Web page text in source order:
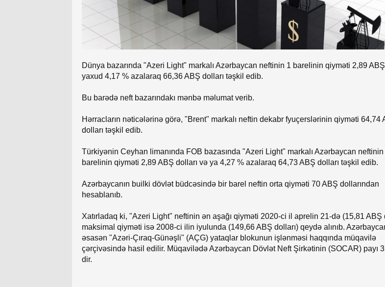
Dünya bazarında "Azeri Light" markalı Azərbaycan neftinin 1 barelinin qiyməti 2,89 ABŞ
yaxud 4,17 % azalaraq 66,36 ABŞ dolları təşkil edib.
Bu barədə neft bazarındakı mənbə məlumat verib.
Hərracların nəticələrinə görə, "Brent" markalı neftin dekabr fyuçerslərinin qiyməti 64,74
dolları təşkil edib.
Türkiyənin Ceyhan limanında FOB bazasında "Azeri Light" markalı Azərbaycan
barelinin qiyməti 2,89 ABŞ dolları və ya 4,27 % azalaraq 64,73 ABŞ dolları təşkil edib.
Azərbaycanın builki dövlət büdcəsində bir barel neftin orta qiyməti 70 ABŞ dollarından
hesablanıb.
Xatırladaq ki, "Azeri Light" neftinin ən aşağı qiyməti 2020-ci il aprelin 21-də (15,81 ABŞ
maksimal qiyməti isə 2008-ci ilin iyulunda (149,66 ABŞ dolları) qeydə alınıb.
əsasən "Azəri-Çıraq-Günəşli" (AÇG) yataqlar blokunun işlənməsi haqqında müqavilə
çərçivəsində hasil edilir. Müqavilədə Azərbaycan Dövlət Neft Şirkətinin (SOCAR) payı
dir.